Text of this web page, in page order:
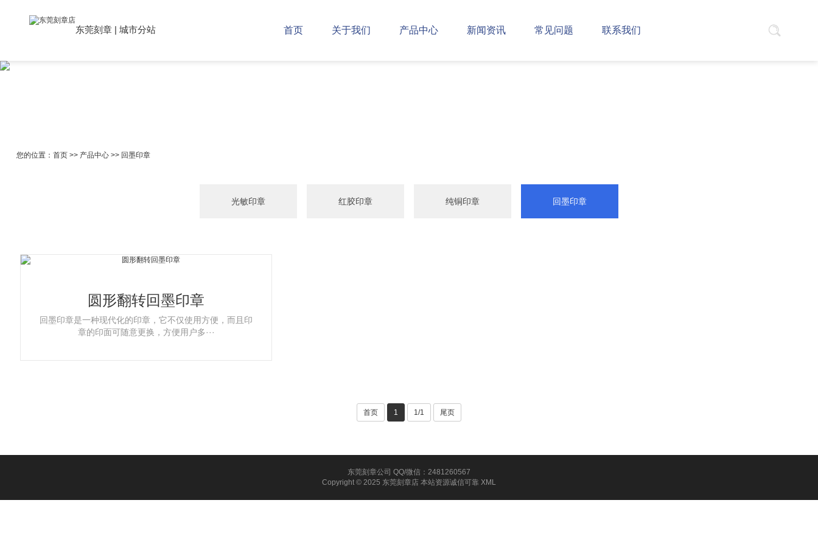
东莞刻章 | 城市分站 首页 关于我们 产品中心 新闻资讯 常见问题 联系我们
您的位置： 首页>> 产品中心>> 回墨印章
光敏印章 红胶印章 纯铜印章 回墨印章
圆形翻转回墨印章
回墨印章是一种现代化的印章，它不仅使用方便，而且印
章的印面可随意更换，方便用户多···
首页 1 1/1 尾页
东莞刻章公司 QQ/微信：2481260567
Copyright © 2025 东莞刻章店 本站资源诚信可靠 XML